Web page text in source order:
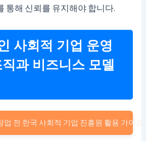
통해 신뢰를 유지해야 합니다.
사회적 기업 운영
과 비즈니스 모델
전 한국 사회적 기업 진흥원 활용 가이드